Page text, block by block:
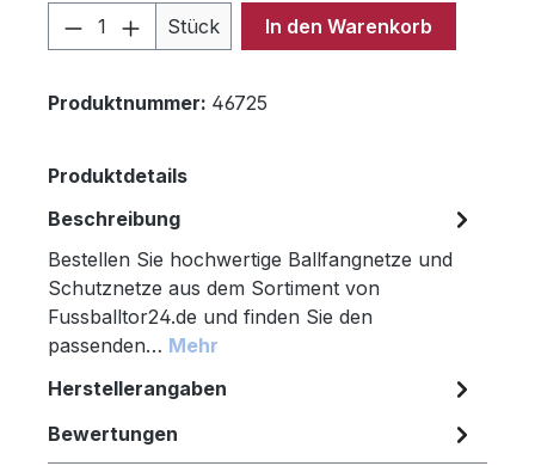
Produkt Anzahl: Gib den
Stück In den Warenkorb
Produktnummer: 46725
Produktdetails
Beschreibung
Bestellen Sie hochwertige Ballfangnetze und
Schutznetze aus dem Sortiment von
Fussballtor24.de und finden Sie den
passenden… Mehr
Herstellerangaben
Bewertungen